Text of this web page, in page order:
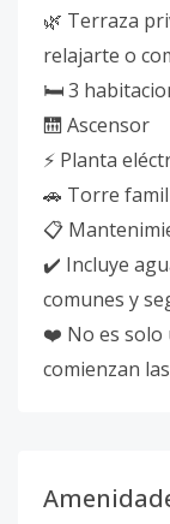
🌿 Terraza
relajarte o
🛏️ 3
🛗 Ascensor
⚡ Planta
🚗 Torre
📋
✔️ Incluye
comunes y
❤️ No es solo
comienzan